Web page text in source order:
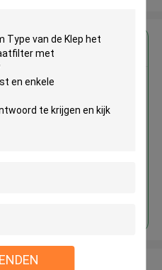
prijs voor
Type van de Klep het
Las van de Uitlaatfilter